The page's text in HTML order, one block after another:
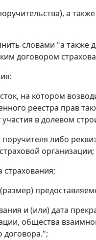
а
словами "а
договором
на котором
реестра прав
в долевом
либо
организации;
страхования;
и (или) дата
общества
договора.";